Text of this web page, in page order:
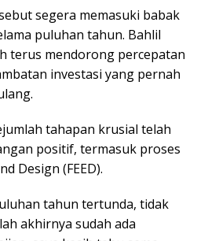
segera memasuki babak
puluhan tahun. Bahlil
terus mendorong percepatan
investasi yang pernah
tahapan krusial telah
positif, termasuk proses
Design (FEED).
tahun tertunda, tidak
akhirnya sudah ada